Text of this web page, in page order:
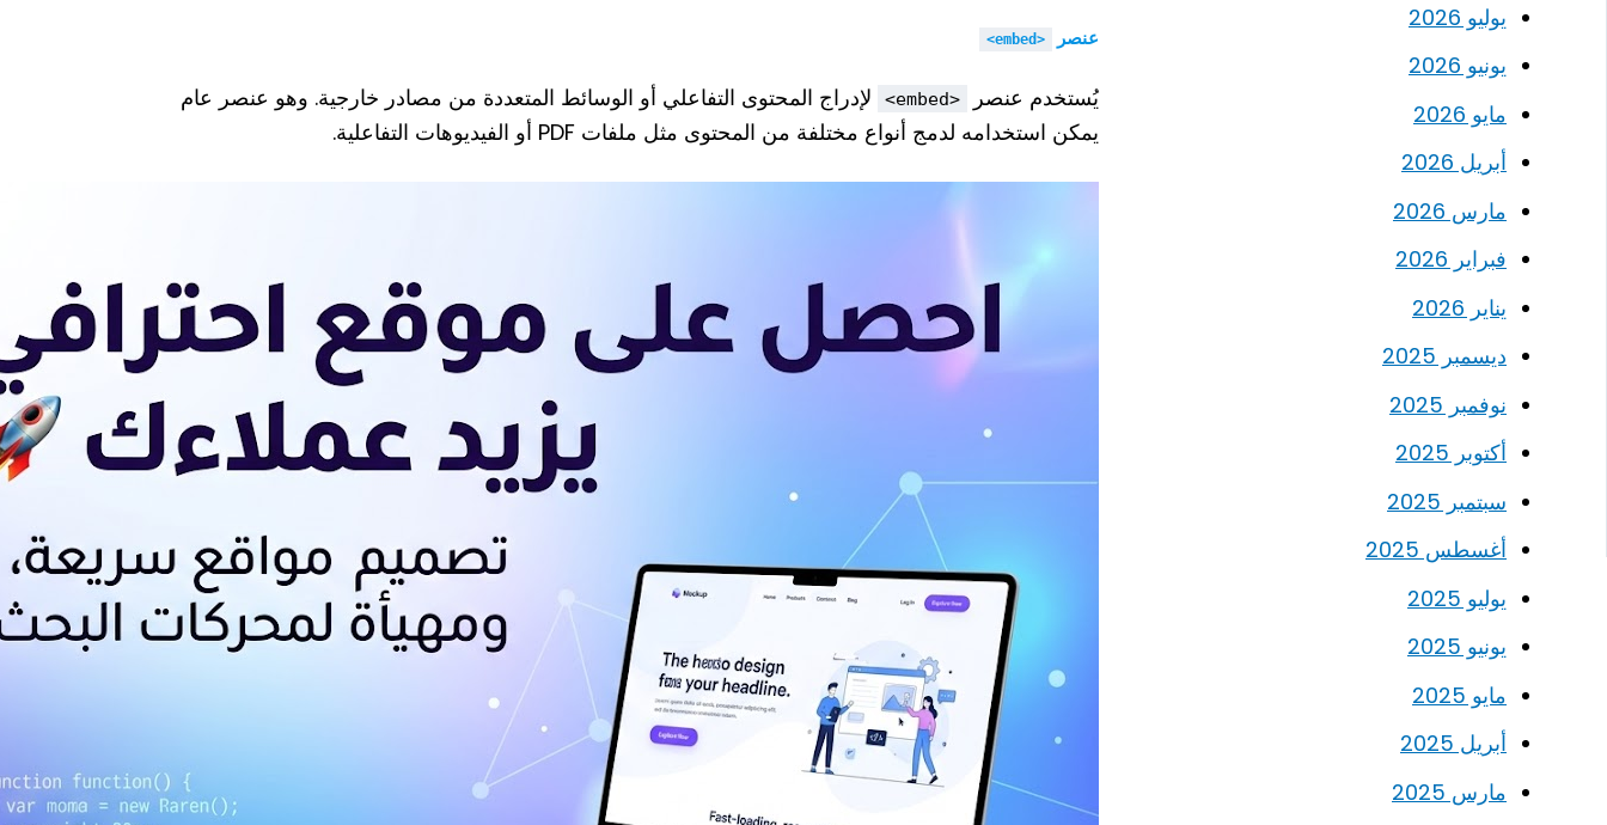
يوليو 2026
يونيو 2026
مايو 2026
أبريل 2026
مارس 2026
فبراير 2026
يناير 2026
ديسمبر 2025
نوفمبر 2025
أكتوبر 2025
سبتمبر 2025
أغسطس 2025
يوليو 2025
يونيو 2025
مايو 2025
أبريل 2025
مارس 2025
عنصر <embed>
يُستخدم عنصر <embed>
لإدراج المحتوى التفاعلي أو الوسائط المتعددة من مصادر خارجية. وهو عنصر عام
يمكن استخدامه لدمج أنواع مختلفة من المحتوى مثل ملفات PDF أو الفيديوهات التفاعلية.